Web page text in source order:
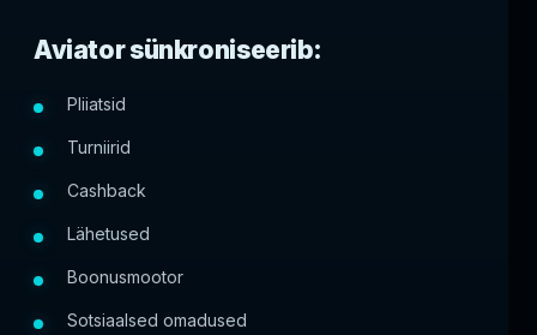
Aviator sünkroniseerib:
Pliiatsid
Turniirid
Cashback
Lähetused
Boonusmootor
Sotsiaalsed omadused